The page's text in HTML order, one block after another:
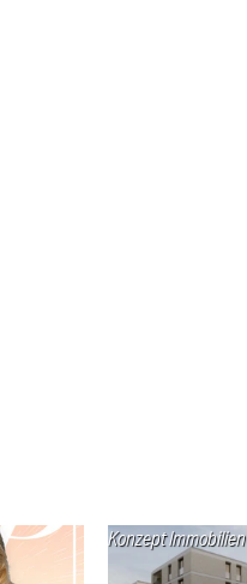
Konzept Immobilien